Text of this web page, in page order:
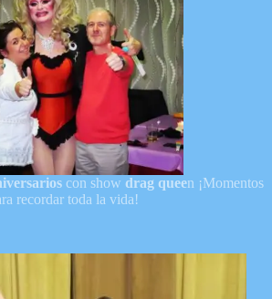
con show drag queen ¡Momentos
recordar toda la vida!